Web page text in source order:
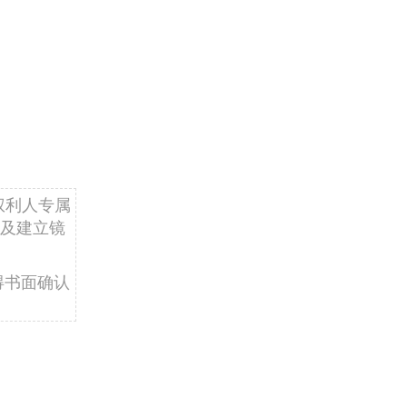
人专属
建立镜
书面确认